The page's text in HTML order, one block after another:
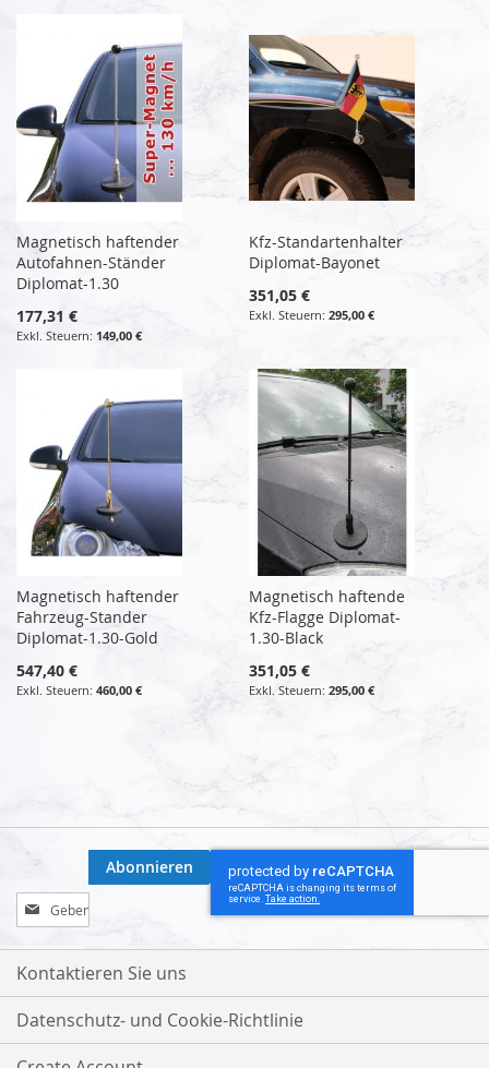
Magnetisch haftender
Autofahnen-Ständer
Diplomat-1.30
177,31 €
149,00 €
Kfz-Standartenhalter
Diplomat-Bayonet
351,05 €
295,00 €
Magnetisch haftender
Fahrzeug-Stander
Diplomat-1.30-Gold
547,40 €
460,00 €
Magnetisch haftende
Kfz-Flagge Diplomat-
1.30-Black
351,05 €
295,00 €
Melden
Sie
sich
für
Newsletter
an:
Abonnieren
Kontaktieren Sie uns
Datenschutz- und Cookie-Richtlinie